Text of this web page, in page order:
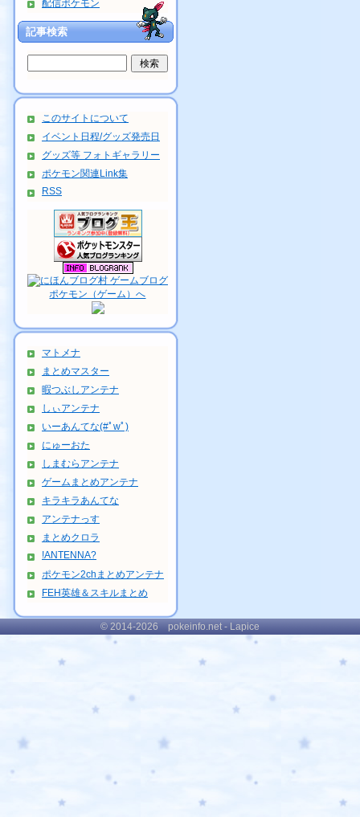
配信ポケモン
記事検索
このサイトについて
イベント日程/グッズ発売日
グッズ等 フォトギャラリー
ポケモン関連Link集
RSS
マトメナ
まとめマスター
暇つぶしアンテナ
しぃアンテナ
いーあんてな(#ﾟwﾟ)
にゅーおた
しまむらアンテナ
ゲームまとめアンテナ
キラキラあんてな
アンテナっす
まとめクロラ
!ANTENNA?
ポケモン2chまとめアンテナ
FEH英雄＆スキルまとめ
© 2014-2026 pokeinfo.net - Lapice